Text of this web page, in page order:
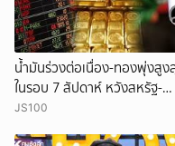
น้ำมันร่วงต่อเนื่อง-ทองพุ่งสูง
ในรอบ 7 สัปดาห์ หวังสหรัฐ-
อิหร่านยุติสงคราม
JS100